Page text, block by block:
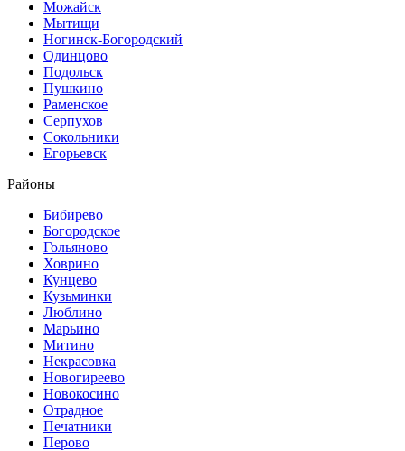
Можайск
Мытищи
Ногинск-Богородский
Одинцово
Подольск
Пушкино
Раменское
Серпухов
Сокольники
Егорьевск
Районы
Бибирево
Богородское
Гольяново
Ховрино
Кунцево
Кузьминки
Люблино
Марьино
Митино
Некрасовка
Новогиреево
Новокосино
Отрадное
Печатники
Перово